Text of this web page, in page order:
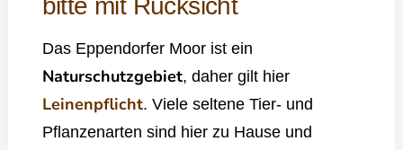
Das Eppendorfer Moor ist ein
Naturschutzgebiet, daher gilt hier
Leinenpflicht. Viele seltene Tier- und
Pflanzenarten sind hier zu Hause und